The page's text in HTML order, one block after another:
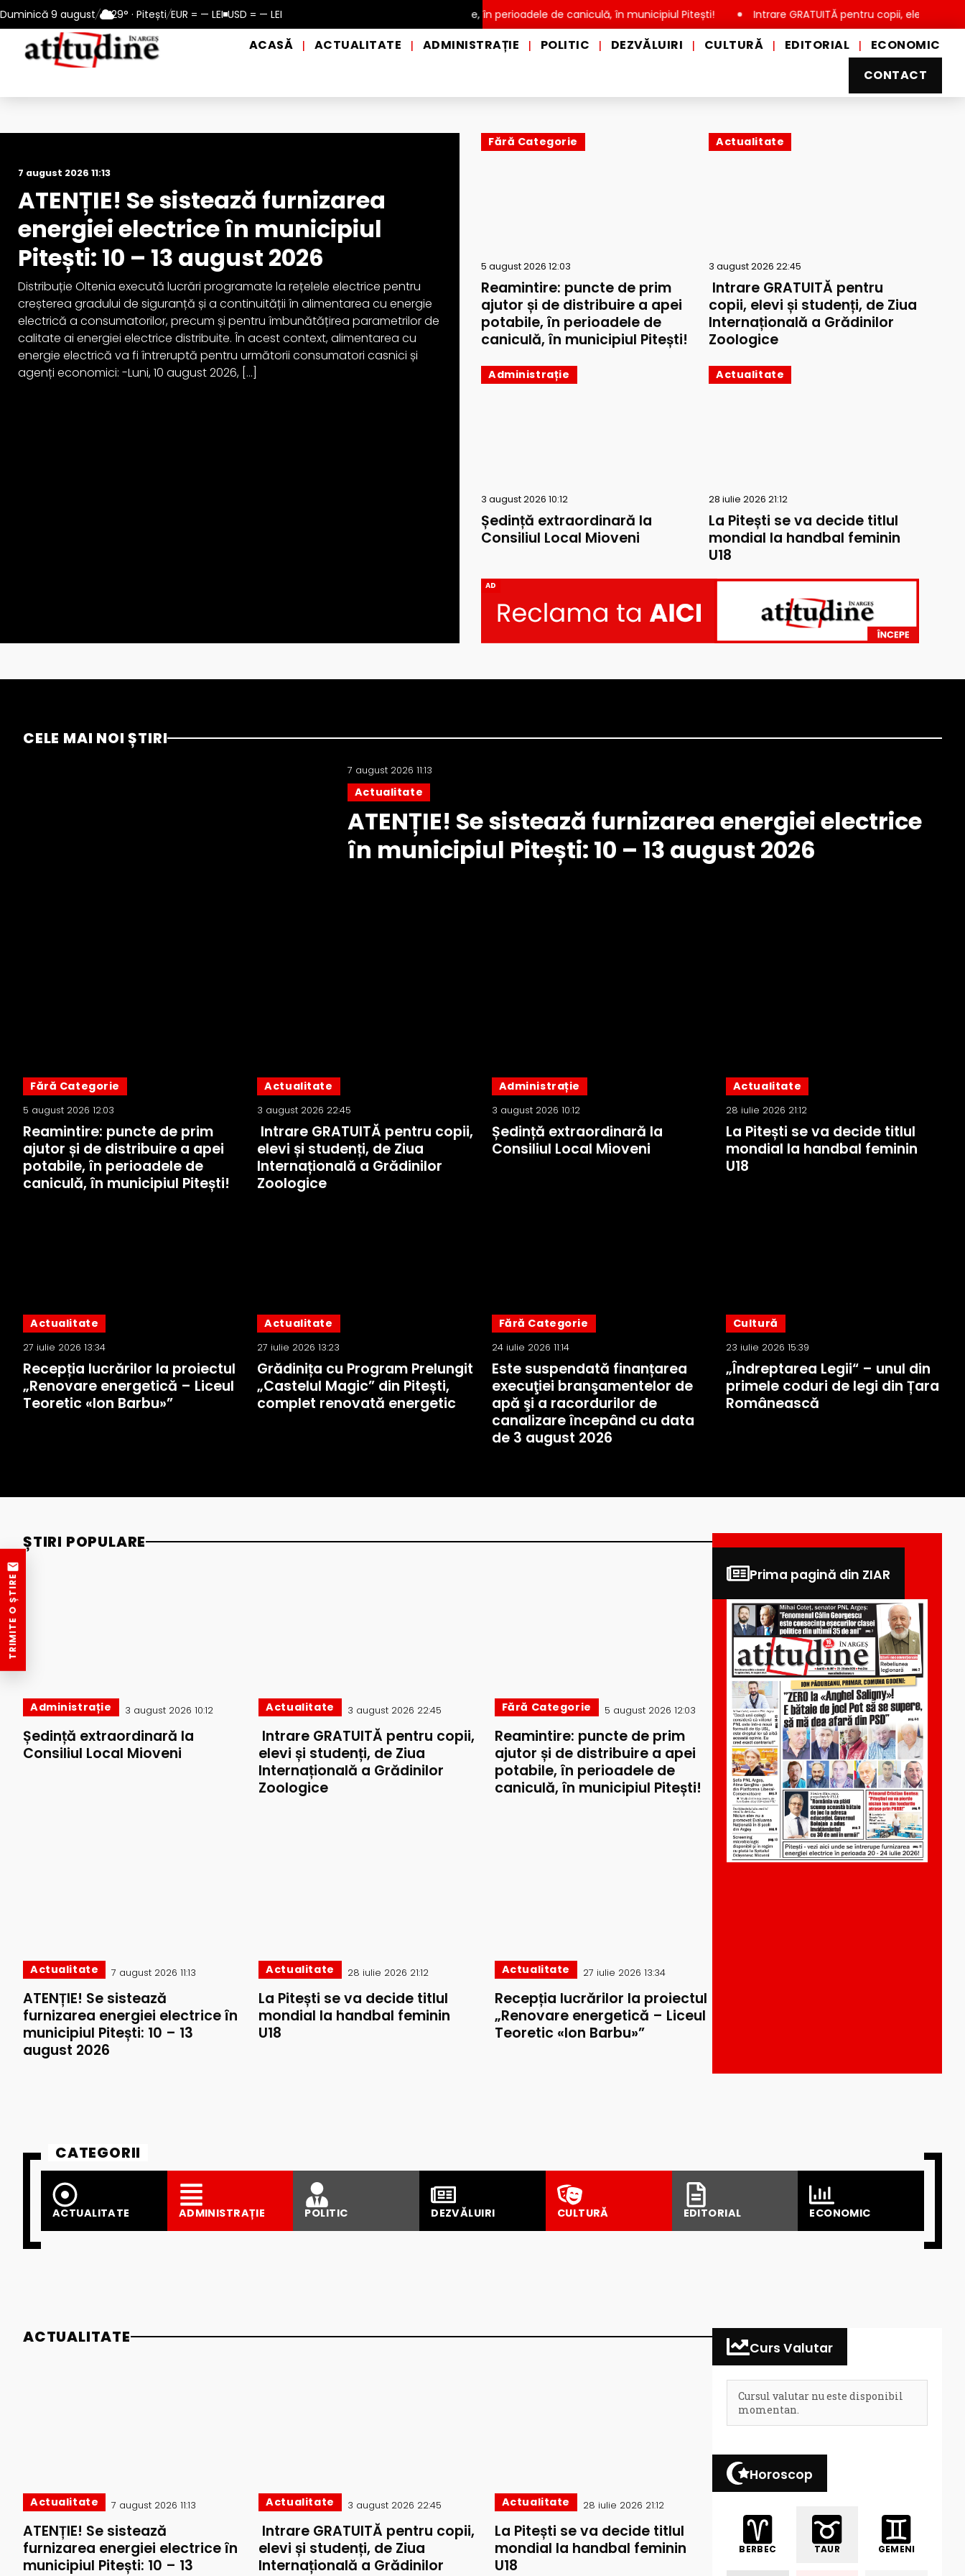
Duminică 9 august/ 29° · Pitești/EUR = — LEI USD = — LEI
august 2026 Reamintire: puncte de prim ajutor și de distribuire a apei potabile, în perioadele de caniculă, în municipiul Pitești! Intrare GRATUITĂ pentru copii, elevi și studenți, de
ACASĂ | ACTUALITATE | ADMINISTRAȚIE | POLITIC | DEZVĂLUIRI | CULTURĂ | EDITORIAL |
ECONOMIC
CONTACT
7 august 2026 11:13
ATENȚIE! Se sistează furnizarea
energiei electrice în municipiul
Pitești: 10 – 13 august 2026
Distribuție Oltenia execută lucrări programate la rețelele electrice pentru
creșterea gradului de siguranță și a continuității în alimentarea cu energie
electrică a consumatorilor, precum și pentru îmbunătățirea parametrilor de
calitate ai energiei electrice distribuite. În acest context, alimentarea cu
energie electrică va fi întreruptă pentru următorii consumatori casnici și
agenți economici: -Luni, 10 august 2026, […]
Fără Categorie
5 august 2026 12:03
Reamintire: puncte de prim
ajutor și de distribuire a apei
potabile, în perioadele de
caniculă, în municipiul Pitești!
Actualitate
3 august 2026 22:45
Intrare GRATUITĂ pentru
copii, elevi și studenți, de Ziua
Internațională a Grădinilor
Zoologice
Administrație
3 august 2026 10:12
Ședință extraordinară la
Consiliul Local Mioveni
Actualitate
28 iulie 2026 21:12
La Pitești se va decide titlul
mondial la handbal feminin
U18
AD
CELE MAI NOI ȘTIRI
7 august 2026 11:13
Actualitate
ATENȚIE! Se sistează furnizarea energiei electrice
în municipiul Pitești: 10 – 13 august 2026
Fără Categorie
5 august 2026 12:03
Reamintire: puncte de prim
ajutor și de distribuire a apei
potabile, în perioadele de
caniculă, în municipiul Pitești!
Actualitate
3 august 2026 22:45
Intrare GRATUITĂ pentru copii,
elevi și studenți, de Ziua
Internațională a Grădinilor
Zoologice
Administrație
3 august 2026 10:12
Ședință extraordinară la
Consiliul Local Mioveni
Actualitate
28 iulie 2026 21:12
La Pitești se va decide titlul
mondial la handbal feminin
U18
Actualitate
27 iulie 2026 13:34
Recepția lucrărilor la proiectul
„Renovare energetică – Liceul
Teoretic «Ion Barbu»”
Actualitate
27 iulie 2026 13:23
Grădinița cu Program Prelungit
„Castelul Magic” din Pitești,
complet renovată energetic
Fără Categorie
24 iulie 2026 11:14
Este suspendată finanțarea
execuţiei branşamentelor de
apă şi a racordurilor de
canalizare începând cu data
de 3 august 2026
Cultură
23 iulie 2026 15:39
„Îndreptarea Legii“ – unul din
primele coduri de legi din Țara
Românească
ȘTIRI POPULARE
Administrație 3 august 2026 10:12
Ședință extraordinară la
Consiliul Local Mioveni
Actualitate 3 august 2026 22:45
Intrare GRATUITĂ pentru copii,
elevi și studenți, de Ziua
Internațională a Grădinilor
Zoologice
Fără Categorie 5 august 2026 12:03
Reamintire: puncte de prim
ajutor și de distribuire a apei
potabile, în perioadele de
caniculă, în municipiul Pitești!
Actualitate 7 august 2026 11:13
ATENȚIE! Se sistează
furnizarea energiei electrice în
municipiul Pitești: 10 – 13
august 2026
Actualitate 28 iulie 2026 21:12
La Pitești se va decide titlul
mondial la handbal feminin
U18
Actualitate 27 iulie 2026 13:34
Recepția lucrărilor la proiectul
„Renovare energetică – Liceul
Teoretic «Ion Barbu»”
Prima pagină din ZIAR
CATEGORII
ACTUALITATE ADMINISTRAȚIE POLITIC DEZVĂLUIRI CULTURĂ EDITORIAL ECONOMIC
ACTUALITATE
Actualitate 7 august 2026 11:13
ATENȚIE! Se sistează
furnizarea energiei electrice în
municipiul Pitești: 10 – 13
Actualitate 3 august 2026 22:45
Intrare GRATUITĂ pentru copii,
elevi și studenți, de Ziua
Internațională a Grădinilor
Actualitate 28 iulie 2026 21:12
La Pitești se va decide titlul
mondial la handbal feminin
U18
Curs Valutar
Cursul valutar nu este disponibil
momentan.
Horoscop
BERBEC TAUR GEMENI
TRIMITE O ȘTIRE